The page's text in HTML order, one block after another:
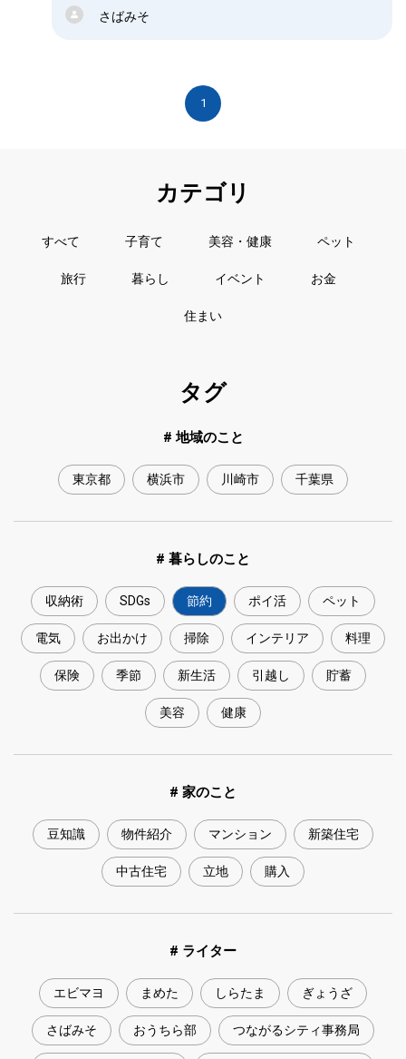
さばみそ
1
カテゴリ
すべて 子育て 美容・健康 ペット
旅行 暮らし イベント お金
住まい
タグ
# 地域のこと
東京都 横浜市 川崎市 千葉県
# 暮らしのこと
収納術 SDGs 節約 ポイ活 ペット
電気 お出かけ 掃除 インテリア 料理
保険 季節 新生活 引越し 貯蓄
美容 健康
# 家のこと
豆知識 物件紹介 マンション 新築住宅
中古住宅 立地 購入
# ライター
エビマヨ まめた しらたま ぎょうざ
さばみそ おうちら部 つながるシティ事務局